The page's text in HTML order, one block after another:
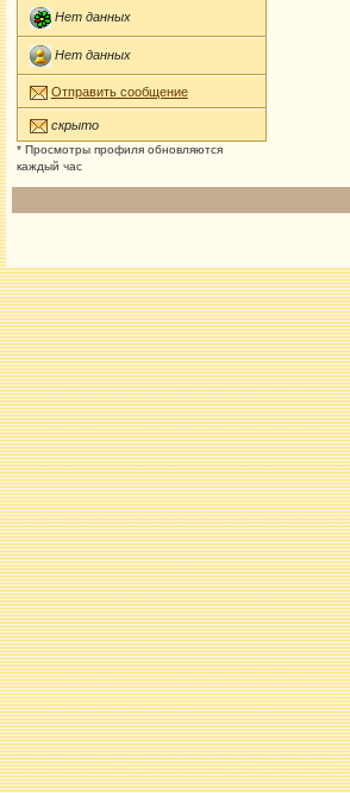
Нет данных
Нет данных
Отправить сообщение
скрыто
* Просмотры профиля обновляются
каждый час